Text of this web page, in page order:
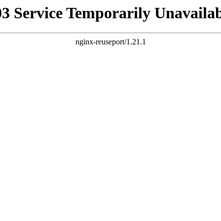
Service Temporarily
nginx-reuseport/1.21.1